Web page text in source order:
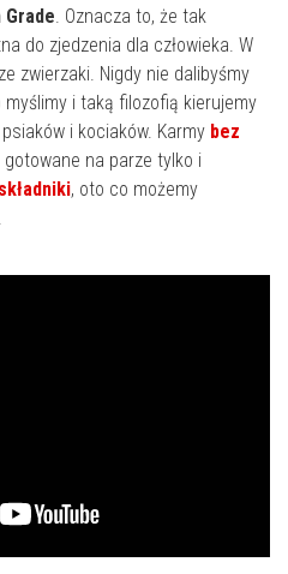
Grade. Oznacza to, że tak
do zjedzenia dla człowieka. W
zwierzaki. Nigdy nie dalibyśmy
i taką filozofią kierujemy
i kociaków. Karmy bez
gotowane na parze tylko i
, oto co możemy